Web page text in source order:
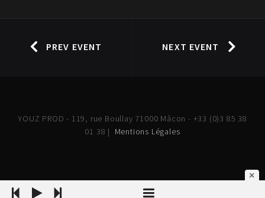
PREV EVENT NEXT EVENT
YOUZ PROD - 119, rue Boullay 71000 Mâcon - +33 (0)3 85 38
01 38 | Mentions Légales